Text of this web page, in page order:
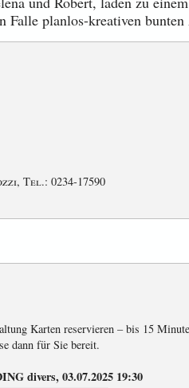
Falle planlos-kreativen
Tel.: 0234-17590
Karten reservieren – bis 15
dann für Sie bereit.
divers, 03.07.2025 19:30